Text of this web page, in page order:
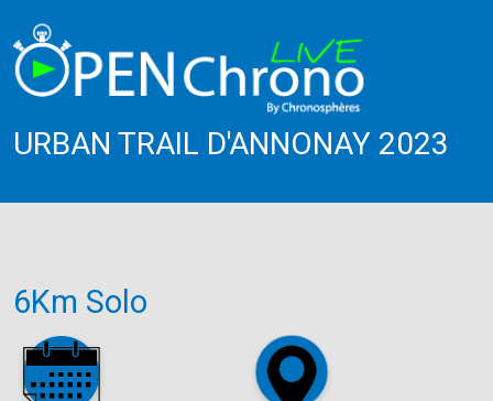
URBAN TRAIL D'ANNONAY 2023
6Km Solo